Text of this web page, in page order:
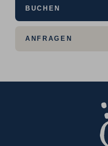
BUCHEN
ANFRAGEN